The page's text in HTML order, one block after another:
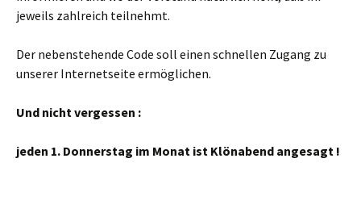
jeweils zahlreich teilnehmt.
Der nebenstehende Code soll einen schnellen Zugang zu
unserer Internetseite ermöglichen.
Und nicht vergessen :
jeden 1. Donnerstag im Monat ist Klönabend angesagt !